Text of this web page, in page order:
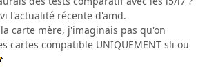
l'actualité récente d'amd.
carte mère, j'imaginais pas qu'on
cartes compatible UNIQUEMENT sli ou